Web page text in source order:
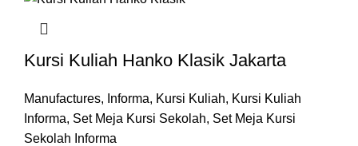
Kursi Kuliah Hanko Klasik Jakarta
Manufactures, Informa, Kursi Kuliah, Kursi Kuliah
Informa, Set Meja Kursi Sekolah, Set Meja Kursi
Sekolah Informa